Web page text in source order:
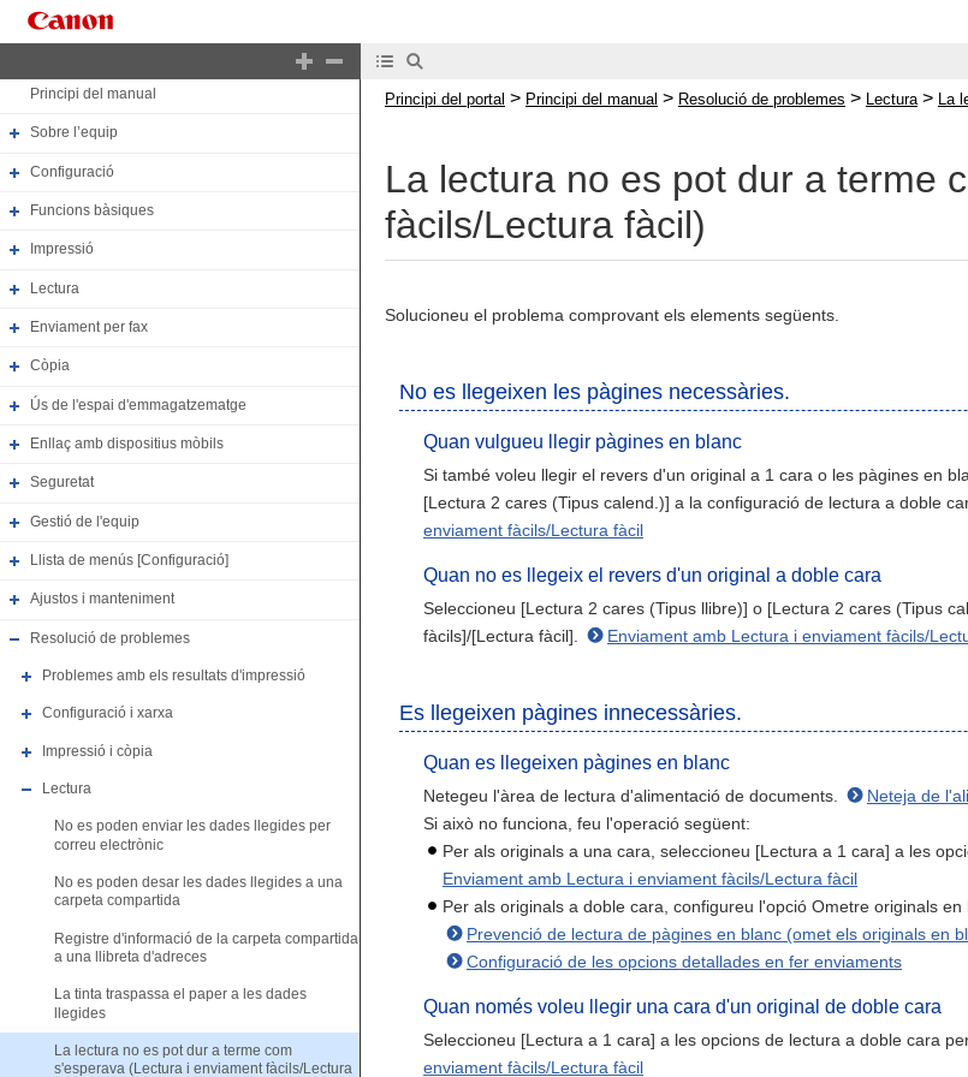
Principi del portal
Principi del manual
Sobre l’equip
Configuració
Funcions bàsiques
Impressió
Lectura
Enviament per fax
Còpia
Ús de l'espai d'emmagatzematge
Enllaç amb dispositius mòbils
Seguretat
Gestió de l'equip
Llista de menús [Configuració]
Ajustos i manteniment
Resolució de problemes
Problemes amb els resultats d'impressió
Configuració i xarxa
Impressió i còpia
Lectura
No es poden enviar les dades llegides per
correu electrònic
No es poden desar les dades llegides a una
carpeta compartida
Registre d'informació de la carpeta compartida
a una llibreta d'adreces
La tinta traspassa el paper a les dades
llegides
La lectura no es pot dur a terme com
s'esperava (Lectura i enviament fàcils/Lectura
Principi del portal > Principi del manual > Resolució de problemes > Lectura > La
La lectura no es pot dur a terme
fàcils/Lectura fàcil)
Solucioneu el problema comprovant els elements següents.
No es llegeixen les pàgines necessàries.
Quan vulgueu llegir pàgines en blanc
Si també voleu llegir el revers d'un original a 1 cara o les pàgines en
[Lectura 2 cares (Tipus calend.)] a la configuració de lectura a doble
enviament fàcils/Lectura fàcil
Quan no es llegeix el revers d'un original a doble cara
Seleccioneu [Lectura 2 cares (Tipus llibre)] o [Lectura 2 cares (Tipus
fàcils]/[Lectura fàcil].
Enviament amb Lectura i enviament fàcils/
Es llegeixen pàgines innecessàries.
Quan es llegeixen pàgines en blanc
Netegeu l'àrea de lectura d'alimentació de documents.
Neteja de
Si això no funciona, feu l'operació següent:
Per als originals a una cara, seleccioneu [Lectura a 1 cara] a les
Enviament amb Lectura i enviament fàcils/Lectura fàcil
Per als originals a doble cara, configureu l'opció Ometre originals
Prevenció de lectura de pàgines en blanc (omet els originals en
Configuració de les opcions detallades en fer enviaments
Quan només voleu llegir una cara d'un original de doble cara
Seleccioneu [Lectura a 1 cara] a les opcions de lectura a doble cara
enviament fàcils/Lectura fàcil